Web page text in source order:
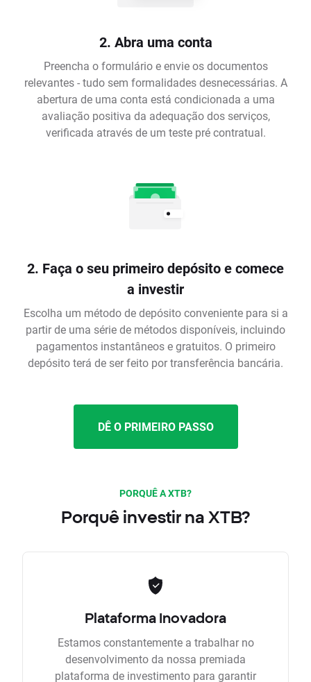
2. Abra uma conta
Preencha o formulário e envie os documentos
relevantes - tudo sem formalidades desnecessárias. A
abertura de uma conta está condicionada a uma
avaliação positiva da adequação dos serviços,
verificada através de um teste pré contratual.
2. Faça o seu primeiro depósito e comece
a investir
Escolha um método de depósito conveniente para si a
partir de uma série de métodos disponíveis, incluindo
pagamentos instantâneos e gratuitos. O primeiro
depósito terá de ser feito por transferência bancária.
DÊ O PRIMEIRO PASSO
PORQUÊ A XTB?
Porquê investir na XTB?
Plataforma Inovadora
Estamos constantemente a trabalhar no
desenvolvimento da nossa premiada
plataforma de investimento para garantir